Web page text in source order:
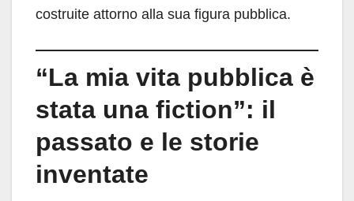
costruite attorno alla sua figura pubblica.
“La mia vita pubblica è
stata una fiction”: il
passato e le storie
inventate